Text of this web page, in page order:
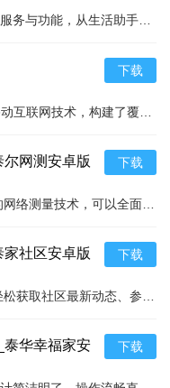
下载
网测安卓版
下载
社区安卓版
下载
泰华幸福家安
下载